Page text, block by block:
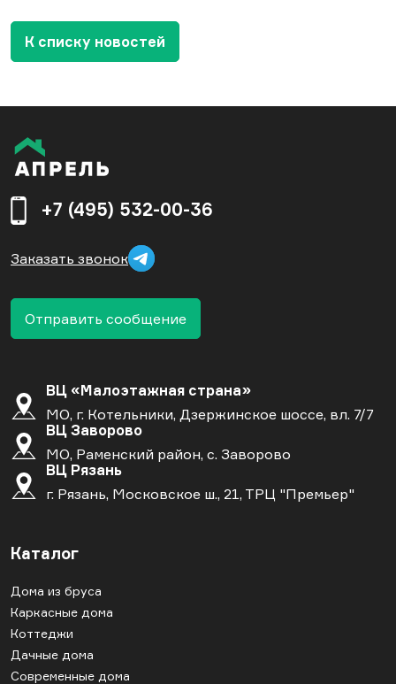
К списку новостей
+7 (495) 532-00-36
Заказать звонок
Отправить сообщение
ВЦ «Малоэтажная страна»
МО, г. Котельники, Дзержинское шоссе, вл. 7/7
ВЦ Заворово
МО, Раменский район, с. Заворово
ВЦ Рязань
г. Рязань, Московское ш., 21, ТРЦ "Премьер"
Каталог
Дома из бруса
Каркасные дома
Коттеджи
Дачные дома
Современные дома